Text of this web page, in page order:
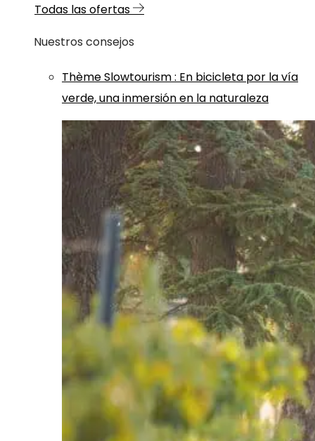
Todas las ofertas
Nuestros consejos
ThèmeSlowtourism: En bicicleta por la vía
verde, una inmersión en la naturaleza